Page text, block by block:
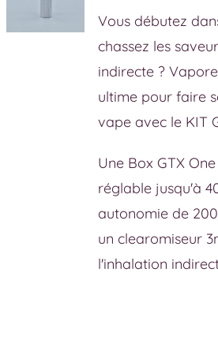
Vous débutez
chassez les
indirecte ?
ultime pour faire
vape avec le KIT
Une Box GTX
réglable jusqu'à
autonomie de
un clearomiseur
l'inhalation